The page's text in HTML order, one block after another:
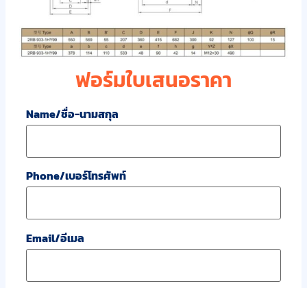
ฟอร์มใบเสนอราคา
Name/ชื่อ-นามสกุล
Phone/เบอร์โทรศัพท์
Email/อีเมล